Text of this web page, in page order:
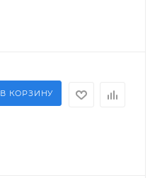
В КОРЗИНУ